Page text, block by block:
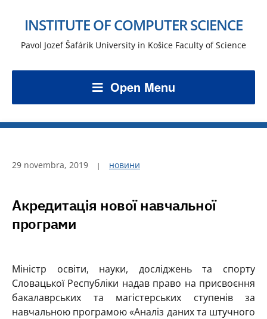
INSTITUTE OF COMPUTER SCIENCE
Pavol Jozef Šafárik University in Košice Faculty of Science
Open Menu
29 novembra, 2019 новини
Акредитація нової навчальної
програми
Міністр освіти, науки, досліджень та спорту
Словацької Республіки надав право на присвоєння
бакалаврських та магістерських ступенів за
навчальною програмою «Аналіз даних та штучного